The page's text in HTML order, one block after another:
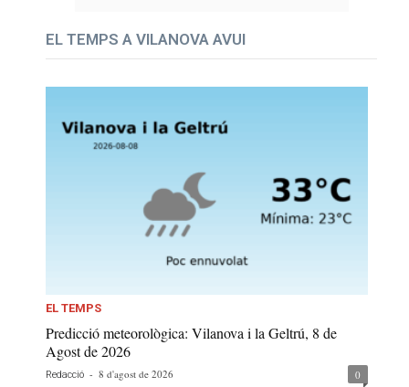
EL TEMPS A VILANOVA AVUI
EL TEMPS
Predicció meteorològica: Vilanova i la Geltrú, 8 de
Agost de 2026
Redacció - 8 d'agost de 2026 0